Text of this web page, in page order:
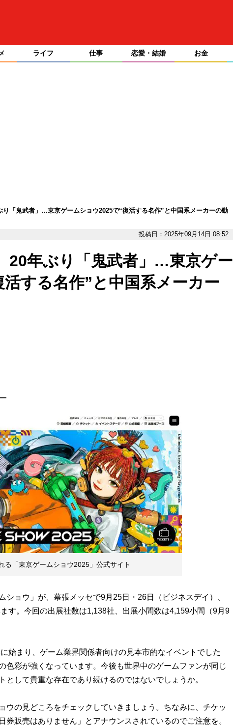
ライフ 仕事 恋愛・結婚 お金
り「鬼武者」…東京ゲームショウ2025で“復活する名作”と中国系メーカーの動
投稿日：2025年09月14日 08:52
20年ぶり「鬼武者」…東京ゲー
する名作”と中国系メーカー
る「東京ゲームショウ2025」公式サイト
ョウ」が、幕張メッセで9月25日・26日（ビジネスデイ）、
す。今回の出展社数は1,138社、出展小間数は4,159小間（9月9
始まり、ゲーム業界関係者向けの見本市的なイベントでした
色彩が強くなっています。今後も世界中のゲームファンが同じ
として貴重な存在であり続けるのではないでしょうか。
の見どころをチェックしていきましょう。ちなみに、チケッ
券販売はありません」とアナウンスされているのでご注意を。